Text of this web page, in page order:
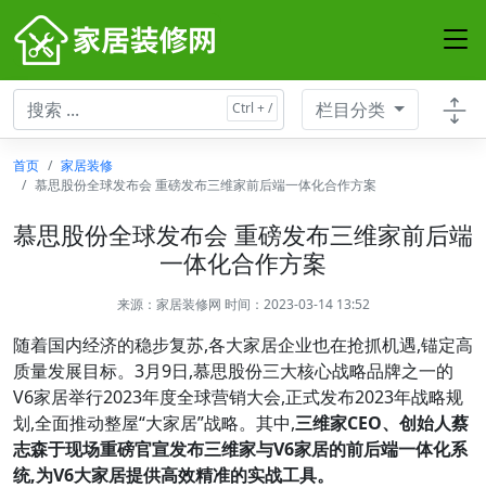
栏目分类
首页
家居装修
慕思股份全球发布会 重磅发布三维家前后端一体化合作方案
慕思股份全球发布会 重磅发布三维家前后端
一体化合作方案
来源： 家居装修网 时间：2023-03-14 13:52
随着国内经济的稳步复苏,各大家居企业也在抢抓机遇,锚定高
质量发展目标。3月9日,慕思股份三大核心战略品牌之一的
V6家居举行2023年度全球营销大会,正式发布2023年战略规
划,全面推动整屋“大家居”战略。其中,三维家CEO、创始人蔡
志森于现场重磅官宣发布三维家与V6家居的前后端一体化系
统,为V6大家居提供高效精准的实战工具。